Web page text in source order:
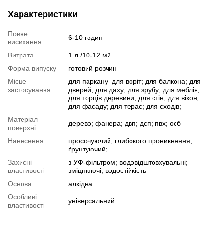
Характеристики
Повне
висихання
6-10 годин
Витрата
1 л./10-12 м2.
Форма випуску
готовий розчин
Місце
застосування
для паркану; для воріт; для балкона; для
дверей; для даху; для зрубу; для меблів;
для торців деревини; для стін; для вікон;
для фасаду; для терас; для сходів;
Матеріал
поверхні
дерево; фанера; двп; дсп; пвх; осб
Нанесення
просочуючий; глибокого проникнення;
ґрунтуючий;
Захисні
властивості
з УФ-фільтром; водовідштовхувальні;
зміцнюючі; водостійкість
Основа
алкідна
Особливі
властивості
універсальний